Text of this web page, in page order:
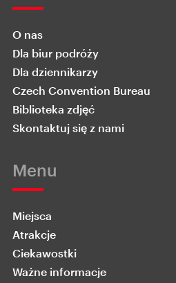
O nas
Dla biur podróży
Dla dziennikarzy
Czech Convention Bureau
Biblioteka zdjęć
Skontaktuj się z nami
Menu
Miejsca
Atrakcje
Ciekawostki
Ważne informacje